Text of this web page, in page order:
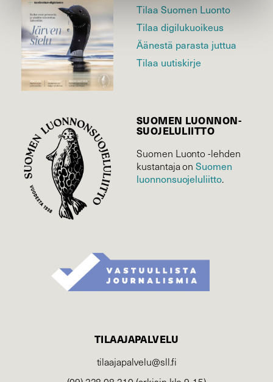
Tilaa Suomen Luonto
Tilaa digilukuoikeus
Äänestä parasta juttua
Tilaa uutiskirje
SUOMEN LUONNON­
SUOJELU­LIITTO
Suomen Luonto -lehden
kustantaja onSuomen
luonnonsuojelu­liitto.
TILAAJAPALVELU
tilaajapalvelu@sll.fi